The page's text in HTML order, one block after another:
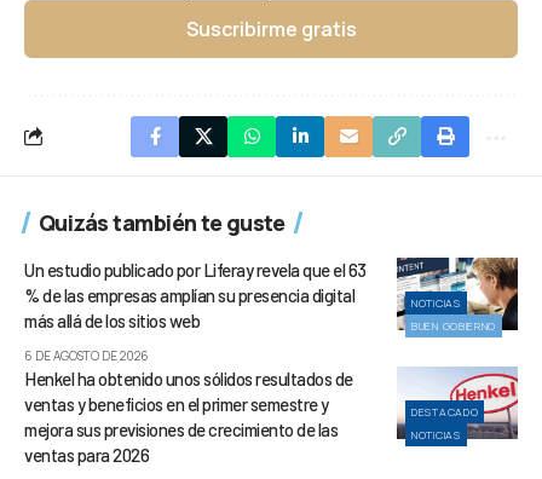
Suscribirme gratis
Quizás también te guste
NOTICIAS
BUEN GOBIERNO
Un estudio publicado por Liferay revela que el 63
% de las empresas amplían su presencia digital
más allá de los sitios web
6 DE AGOSTO DE 2026
DESTACADO
NOTICIAS
Henkel ha obtenido unos sólidos resultados de
ventas y beneficios en el primer semestre y
mejora sus previsiones de crecimiento de las
ventas para 2026